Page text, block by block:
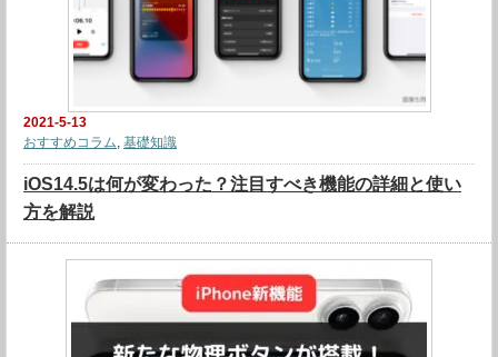
2021-5-13
おすすめコラム, 基礎知識
iOS14.5は何が変わった？注目すべき機能の詳細と使い
方を解説